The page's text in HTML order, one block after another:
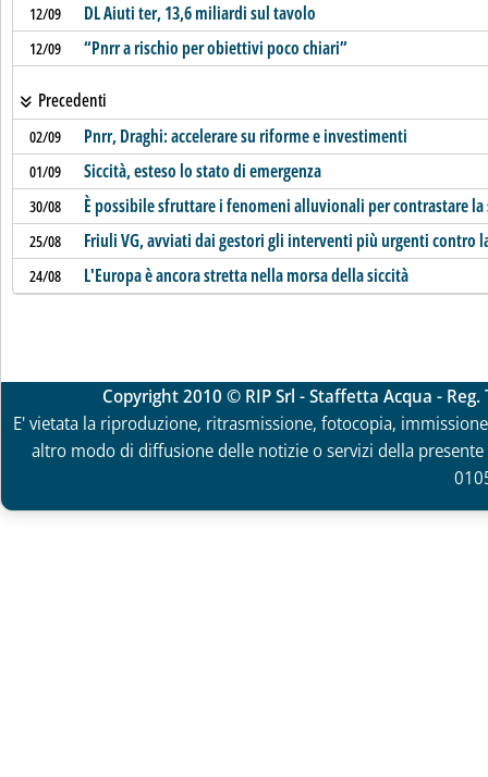
12/09 DL Aiuti ter, 13,6 miliardi sul tavolo
12/09 “Pnrr a rischio per obiettivi poco chiari”
Precedenti
02/09 Pnrr, Draghi: accelerare su riforme e investimenti
01/09 Siccità, esteso lo stato di emergenza
30/08 È possibile sfruttare i fenomeni alluvionali per contrastare la
25/08 Friuli VG, avviati dai gestori gli interventi più urgenti contro
24/08 L'Europa è ancora stretta nella morsa della siccità
Copyright 2010 © RIP Srl - Staffetta Acqua -
E' vietata la riproduzione, ritrasmissione, fotocopia,
altro modo di diffusione delle notizie o servizi della